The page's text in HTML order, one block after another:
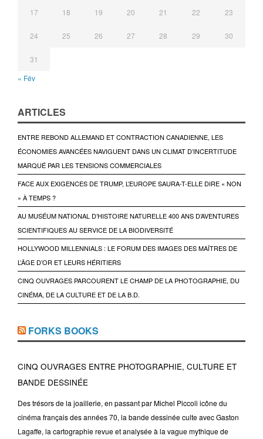
17 18 19 20 21 22 23
24 25 26 27 28 29 30
31
« Fév
ARTICLES
ENTRE REBOND ALLEMAND ET CONTRACTION CANADIENNE, LES
ÉCONOMIES AVANCÉES NAVIGUENT DANS UN CLIMAT D’INCERTITUDE
MARQUÉ PAR LES TENSIONS COMMERCIALES
FACE AUX EXIGENCES DE TRUMP, L’EUROPE SAURA-T-ELLE DIRE « NON
» À TEMPS ?
AU MUSÉUM NATIONAL D’HISTOIRE NATURELLE 400 ANS D’AVENTURES
SCIENTIFIQUES AU SERVICE DE LA BIODIVERSITÉ
HOLLYWOOD MILLENNIALS : LE FORUM DES IMAGES DES MAÎTRES DE
L’ÂGE D’OR ET LEURS HÉRITIERS
CINQ OUVRAGES PARCOURENT LE CHAMP DE LA PHOTOGRAPHIE, DU
CINÉMA, DE LA CULTURE ET DE LA B.D.
FORKS BOOKS
CINQ OUVRAGES ENTRE PHOTOGRAPHIE, CULTURE ET
BANDE DESSINÉE
Des trésors de la joaillerie, en passant par Michel Piccoli icône du
cinéma français des années 70, la bande dessinée culte avec Gaston
Lagaffe, la cartographie revue et analysée à la vague mythique de